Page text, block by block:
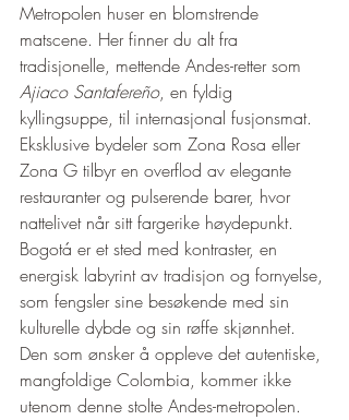
Metropolen huser en blomstrende
matscene. Her finner du alt fra
tradisjonelle, mettende Andes-retter som
Ajiaco Santafereño, en fyldig
kyllingsuppe, til internasjonal fusjonsmat.
Eksklusive bydeler som Zona Rosa eller
Zona G tilbyr en overflod av elegante
restauranter og pulserende barer, hvor
nattelivet når sitt fargerike høydepunkt.
Bogotá er et sted med kontraster, en
energisk labyrint av tradisjon og fornyelse,
som fengsler sine besøkende med sin
kulturelle dybde og sin røffe skjønnhet.
Den som ønsker å oppleve det autentiske,
mangfoldige Colombia, kommer ikke
utenom denne stolte Andes-metropolen.